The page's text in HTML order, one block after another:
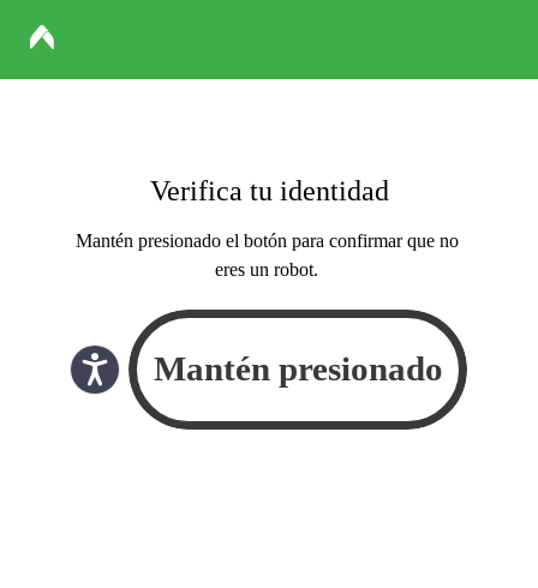
Verifica tu identidad
Mantén presionado el botón para confirmar que no
eres un robot.